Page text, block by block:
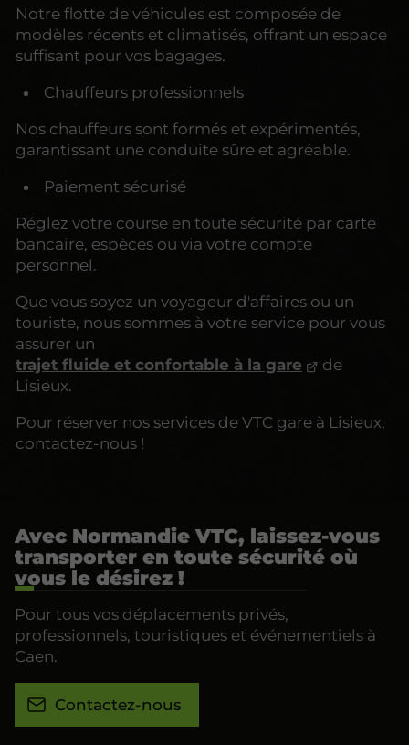
Notre flotte de véhicules est composée de
modèles récents et climatisés, offrant un espace
suffisant pour vos bagages.
Chauffeurs professionnels
Nos chauffeurs sont formés et expérimentés,
garantissant une conduite sûre et agréable.
Paiement sécurisé
Réglez votre course en toute sécurité par carte
bancaire, espèces ou via votre compte
personnel.
Que vous soyez un voyageur d'affaires ou un
touriste, nous sommes à votre service pour vous
assurer un
trajet fluide et confortable à la gare
de
Lisieux.
Pour réserver nos services de VTC gare à Lisieux,
contactez-nous !
Avec Normandie VTC, laissez-vous
transporter en toute sécurité où
vous le désirez !
Pour tous vos déplacements privés,
professionnels, touristiques et événementiels à
Caen.
Contactez-nous